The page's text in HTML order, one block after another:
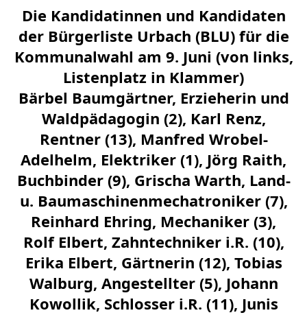
Die Kandidatinnen und Kandidaten
der Bürgerliste Urbach (BLU) für die
Kommunalwahl am 9. Juni (von links,
Listenplatz in Klammer)
Bärbel Baumgärtner, Erzieherin und
Waldpädagogin (2), Karl Renz,
Rentner (13), Manfred Wrobel-
Adelhelm, Elektriker (1), Jörg Raith,
Buchbinder (9), Grischa Warth, Land-
u. Baumaschinenmechatroniker (7),
Reinhard Ehring, Mechaniker (3),
Rolf Elbert, Zahntechniker i.R. (10),
Erika Elbert, Gärtnerin (12), Tobias
Walburg, Angestellter (5), Johann
Kowollik, Schlosser i.R. (11), Junis